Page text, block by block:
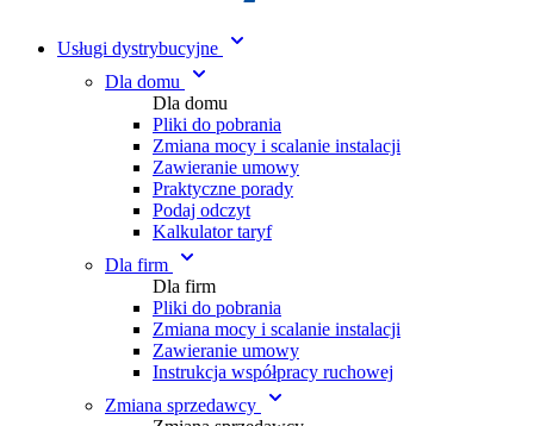
Usługi dystrybucyjne
Dla domu
Dla domu
Pliki do pobrania
Zmiana mocy i scalanie instalacji
Zawieranie umowy
Praktyczne porady
Podaj odczyt
Kalkulator taryf
Dla firm
Dla firm
Pliki do pobrania
Zmiana mocy i scalanie instalacji
Zawieranie umowy
Instrukcja współpracy ruchowej
Zmiana sprzedawcy